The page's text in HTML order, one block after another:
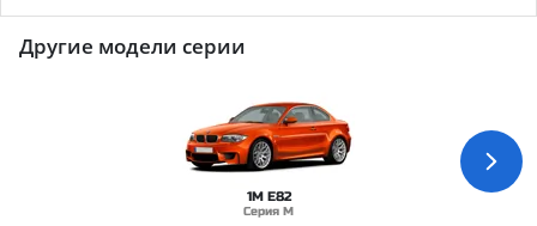
Другие модели серии
1M E82
Серия M